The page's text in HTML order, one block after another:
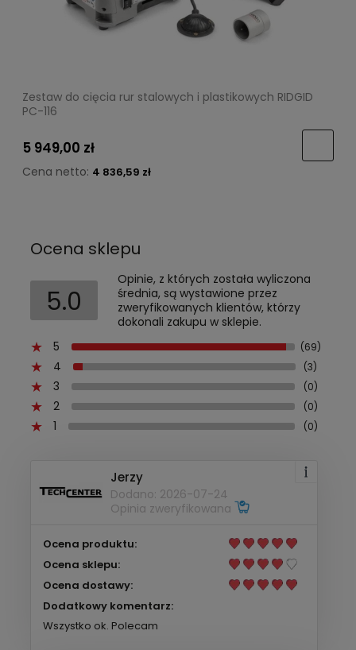
Zestaw do cięcia rur stalowych i plastikowych RIDGID
PC-116
5 949,00 zł
Cena netto: 4 836,59 zł
Ocena sklepu
5.0
Opinie, z których została wyliczona
średnia, są wystawione przez
zweryfikowanych klientów, którzy
dokonali zakupu w sklepie.
5
(69)
4 (3)
3 (0)
2 (0)
1 (0)
Jerzy
Dodano: 2026-07-24
Opinia zweryfikowana
Ocena produktu:
Ocena sklepu:
Ocena dostawy:
Dodatkowy komentarz:
Wszystko ok. Polecam